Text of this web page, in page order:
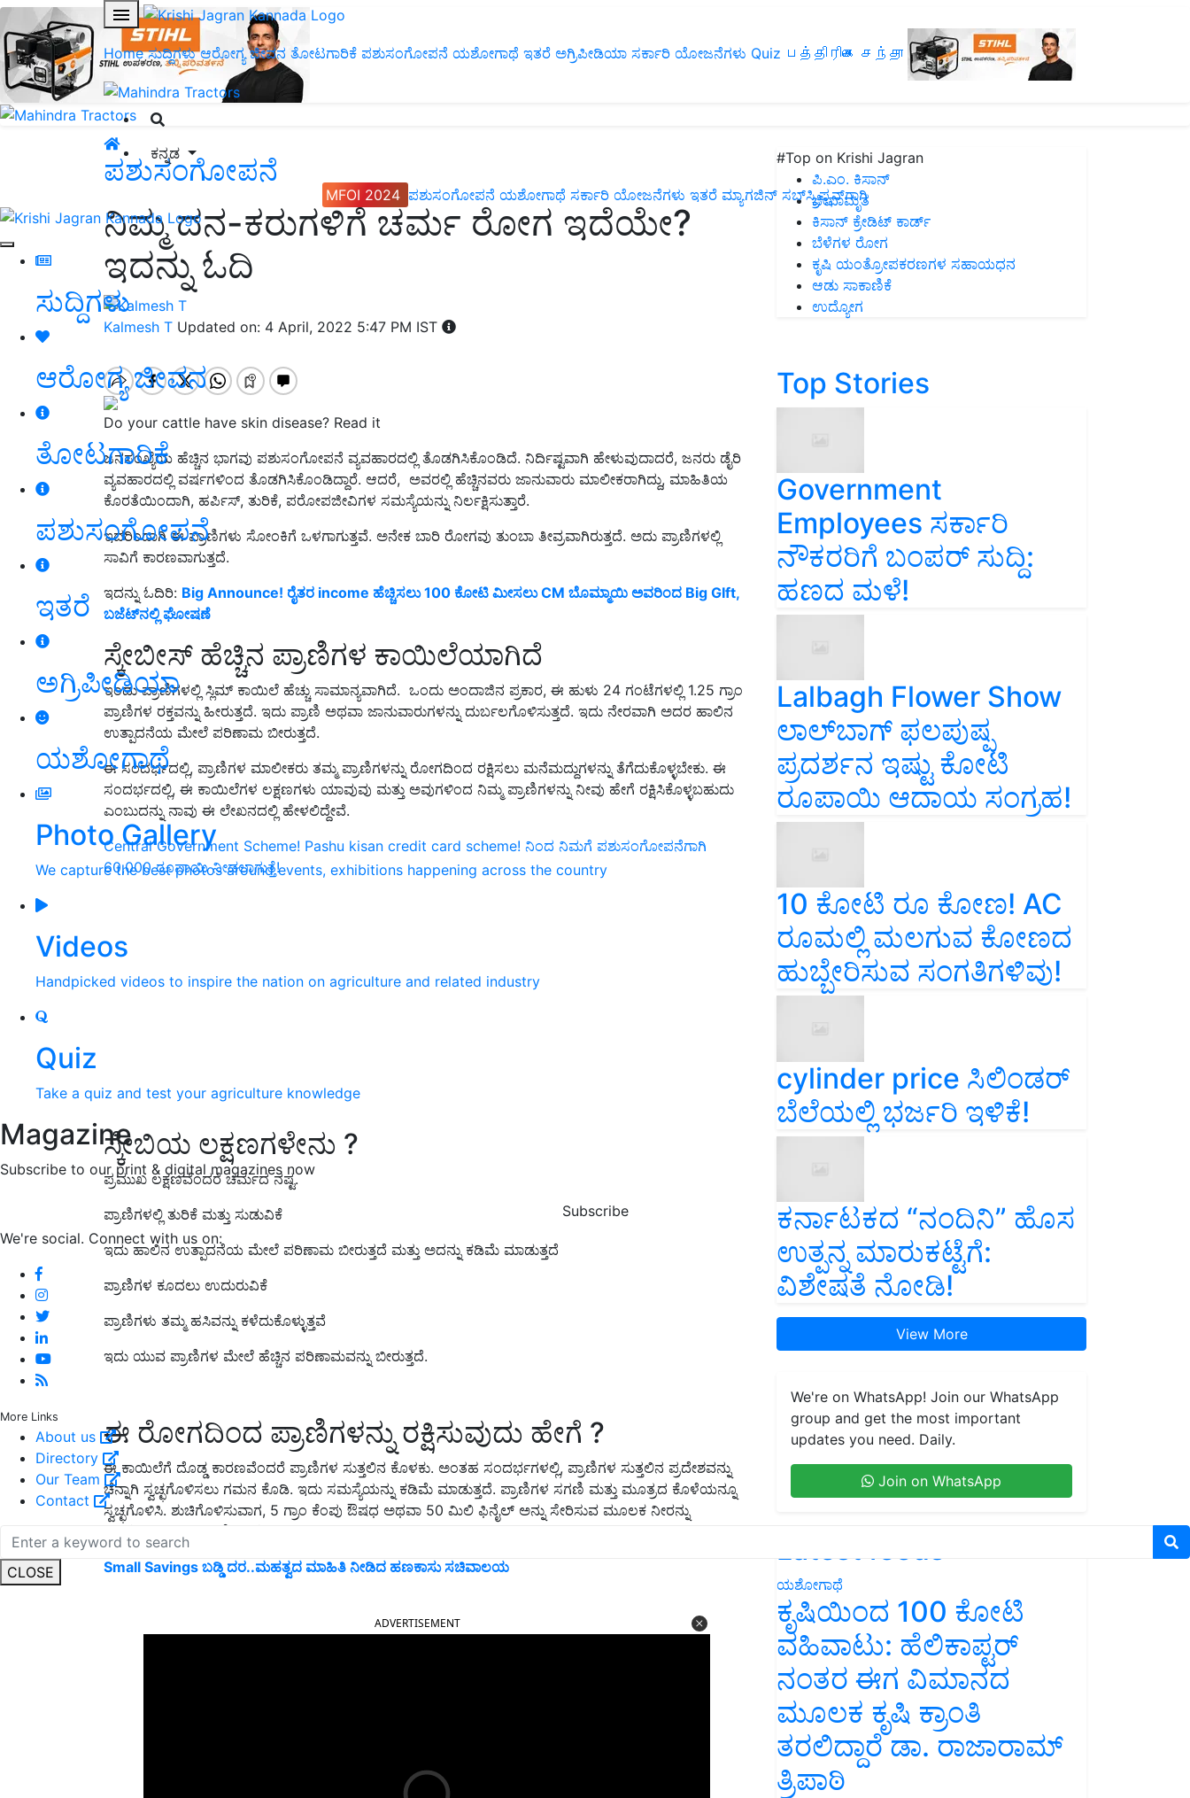
Home ಸುದ್ದಿಗಳು ಆರೋಗ್ಯ ಜೀವನ ತೋಟಗಾರಿಕೆ ಪಶುಸಂಗೋಪನೆ ಯಶೋಗಾಥೆ ಇತರೆ ಅಗ್ರಿಪೀಡಿಯಾ ಸರ್ಕಾರಿ ಯೋಜನೆಗಳು Quiz பத்திரிகை சந்தா
ಕನ್ನಡ
MFOI 2024 ಪಶುಸಂಗೋಪನೆ ಯಶೋಗಾಥೆ ಸರ್ಕಾರಿ ಯೋಜನೆಗಳು ಇತರೆ ಮ್ಯಾಗಜಿನ್‌ ಸಬ್‌ಸ್ಕ್ರಿಪ್ಷನ್‌ಗಾಗಿ
ಸುದ್ದಿಗಳು
ಆರೋಗ್ಯ ಜೀವನ
ತೋಟಗಾರಿಕೆ
ಪಶುಸಂಗೋಪನೆ
ಇತರೆ
ಅಗ್ರಿಪೀಡಿಯಾ
ಯಶೋಗಾಥೆ
Photo Gallery
We capture the best photos around events, exhibitions happening across the country
Videos
Handpicked videos to inspire the nation on agriculture and related industry
Quiz
Take a quiz and test your agriculture knowledge
Magazine
Subscribe to our print & digital magazines now
Subscribe
We're social. Connect with us on:
More Links
About us
Directory
Our Team
Contact
CLOSE
ಪಶುಸಂಗೋಪನೆ
ನಿಮ್ಮ ದನ-ಕರುಗಳಿಗೆ ಚರ್ಮ ರೋಗ ಇದೆಯೇ?
ಇದನ್ನು ಓದಿ
Kalmesh T Updated on: 4 April, 2022 5:47 PM IST
Do your cattle have skin disease? Read it
ಜನಸಂಖ್ಯೆಯ ಹೆಚ್ಚಿನ ಭಾಗವು ಪಶುಸಂಗೋಪನೆ ವ್ಯವಹಾರದಲ್ಲಿ ತೊಡಗಿಸಿಕೊಂಡಿದೆ. ನಿರ್ದಿಷ್ಟವಾಗಿ ಹೇಳುವುದಾದರೆ, ಜನರು ಡೈರಿ
ವ್ಯವಹಾರದಲ್ಲಿ ವರ್ಷಗಳಿಂದ ತೊಡಗಿಸಿಕೊಂಡಿದ್ದಾರೆ. ಆದರೆ, ಅವರಲ್ಲಿ ಹೆಚ್ಚಿನವರು ಜಾನುವಾರು ಮಾಲೀಕರಾಗಿದ್ದು, ಮಾಹಿತಿಯ
ಕೊರತೆಯಿಂದಾಗಿ, ಹರ್ಪಿಸ್, ತುರಿಕೆ, ಪರೋಪಜೀವಿಗಳ ಸಮಸ್ಯೆಯನ್ನು ನಿರ್ಲಕ್ಷಿಸುತ್ತಾರೆ.
ಇದರಿಂದಾಗಿ ಈ ಪ್ರಾಣಿಗಳು ಸೋಂಕಿಗೆ ಒಳಗಾಗುತ್ತವೆ. ಅನೇಕ ಬಾರಿ ರೋಗವು ತುಂಬಾ ತೀವ್ರವಾಗಿರುತ್ತದೆ. ಅದು ಪ್ರಾಣಿಗಳಲ್ಲಿ
ಸಾವಿಗೆ ಕಾರಣವಾಗುತ್ತದೆ.
ಇದನ್ನು ಓದಿರಿ: Big Announce! ರೈತರ income ಹೆಚ್ಚಿಸಲು 100 ಕೋಟಿ ಮೀಸಲು CM ಬೊಮ್ಮಾಯಿ ಅವರಿಂದ Big GIft,
ಬಜೆಟ್‌ನಲ್ಲಿ ಘೋಷಣೆ
ಸ್ಕೇಬೀಸ್ ಹೆಚ್ಚಿನ ಪ್ರಾಣಿಗಳ ಕಾಯಿಲೆಯಾಗಿದೆ
ಇಂದು ಪ್ರಾಣಿಗಳಲ್ಲಿ ಸ್ಲಿಮ್ ಕಾಯಿಲೆ ಹೆಚ್ಚು ಸಾಮಾನ್ಯವಾಗಿದೆ. ಒಂದು ಅಂದಾಜಿನ ಪ್ರಕಾರ, ಈ ಹುಳು 24 ಗಂಟೆಗಳಲ್ಲಿ 1.25 ಗ್ರಾಂ
ಪ್ರಾಣಿಗಳ ರಕ್ತವನ್ನು ಹೀರುತ್ತದೆ. ಇದು ಪ್ರಾಣಿ ಅಥವಾ ಜಾನುವಾರುಗಳನ್ನು ದುರ್ಬಲಗೊಳಿಸುತ್ತದೆ. ಇದು ನೇರವಾಗಿ ಅದರ ಹಾಲಿನ
ಉತ್ಪಾದನೆಯ ಮೇಲೆ ಪರಿಣಾಮ ಬೀರುತ್ತದೆ.
ಈ ಸಂದರ್ಭದಲ್ಲಿ, ಪ್ರಾಣಿಗಳ ಮಾಲೀಕರು ತಮ್ಮ ಪ್ರಾಣಿಗಳನ್ನು ರೋಗದಿಂದ ರಕ್ಷಿಸಲು ಮನೆಮದ್ದುಗಳನ್ನು ತೆಗೆದುಕೊಳ್ಳಬೇಕು. ಈ
ಸಂದರ್ಭದಲ್ಲಿ, ಈ ಕಾಯಿಲೆಗಳ ಲಕ್ಷಣಗಳು ಯಾವುವು ಮತ್ತು ಅವುಗಳಿಂದ ನಿಮ್ಮ ಪ್ರಾಣಿಗಳನ್ನು ನೀವು ಹೇಗೆ ರಕ್ಷಿಸಿಕೊಳ್ಳಬಹುದು
ಎಂಬುದನ್ನು ನಾವು ಈ ಲೇಖನದಲ್ಲಿ ಹೇಳಲಿದ್ದೇವೆ.
Central Government Scheme! Pashu kisan credit card scheme! ನಿಂದ ನಿಮಗೆ ಪಶುಸಂಗೋಪನೆಗಾಗಿ
60,000 ರೂಪಾಯಿ ನೀಡಲಾಗುತ್ತೆ!
ಸ್ಕೇಬಿಯ ಲಕ್ಷಣಗಳೇನು ?
ಪ್ರಮುಖ ಲಕ್ಷಣವೆಂದರೆ ಚರ್ಮದ ನಷ್ಟ.
ಪ್ರಾಣಿಗಳಲ್ಲಿ ತುರಿಕೆ ಮತ್ತು ಸುಡುವಿಕೆ
ಇದು ಹಾಲಿನ ಉತ್ಪಾದನೆಯ ಮೇಲೆ ಪರಿಣಾಮ ಬೀರುತ್ತದೆ ಮತ್ತು ಅದನ್ನು ಕಡಿಮೆ ಮಾಡುತ್ತದೆ
ಪ್ರಾಣಿಗಳ ಕೂದಲು ಉದುರುವಿಕೆ
ಪ್ರಾಣಿಗಳು ತಮ್ಮ ಹಸಿವನ್ನು ಕಳೆದುಕೊಳ್ಳುತ್ತವೆ
ಇದು ಯುವ ಪ್ರಾಣಿಗಳ ಮೇಲೆ ಹೆಚ್ಚಿನ ಪರಿಣಾಮವನ್ನು ಬೀರುತ್ತದೆ.
ಈ ರೋಗದಿಂದ ಪ್ರಾಣಿಗಳನ್ನು ರಕ್ಷಿಸುವುದು ಹೇಗೆ ?
ಈ ಕಾಯಿಲೆಗೆ ದೊಡ್ಡ ಕಾರಣವೆಂದರೆ ಪ್ರಾಣಿಗಳ ಸುತ್ತಲಿನ ಕೊಳಕು. ಅಂತಹ ಸಂದರ್ಭಗಳಲ್ಲಿ, ಪ್ರಾಣಿಗಳ ಸುತ್ತಲಿನ ಪ್ರದೇಶವನ್ನು
ಚೆನ್ನಾಗಿ ಸ್ವಚ್ಛಗೊಳಿಸಲು ಗಮನ ಕೊಡಿ. ಇದು ಸಮಸ್ಯೆಯನ್ನು ಕಡಿಮೆ ಮಾಡುತ್ತದೆ. ಪ್ರಾಣಿಗಳ ಸಗಣಿ ಮತ್ತು ಮೂತ್ರದ ಕೊಳೆಯನ್ನೂ
ಸ್ವಚ್ಛಗೊಳಿಸಿ. ಶುಚಿಗೊಳಿಸುವಾಗ, 5 ಗ್ರಾಂ ಕೆಂಪು ಔಷಧ ಅಥವಾ 50 ಮಿಲಿ ಫಿನೈಲ್ ಅನ್ನು ಸೇರಿಸುವ ಮೂಲಕ ನೀರನ್ನು
Small Savings ಬಡ್ಡಿ ದರ..ಮಹತ್ವದ ಮಾಹಿತಿ ನೀಡಿದ ಹಣಕಾಸು ಸಚಿವಾಲಯ
#Top on Krishi Jagran
ಪಿ.ಎಂ. ಕಿಸಾನ್
ಜೀವಾಮೃತ
ಕಿಸಾನ್ ಕ್ರೇಡಿಟ್ ಕಾರ್ಡ್
ಬೆಳೆಗಳ ರೋಗ
ಕೃಷಿ ಯಂತ್ರೋಪಕರಣಗಳ ಸಹಾಯಧನ
ಆಡು ಸಾಕಾಣಿಕೆ
ಉದ್ಯೋಗ
Top Stories
Government
Employees ಸರ್ಕಾರಿ
ನೌಕರರಿಗೆ ಬಂಪರ್‌ ಸುದ್ದಿ:
ಹಣದ ಮಳೆ!
Lalbagh Flower Show
ಲಾಲ್‌ಬಾಗ್ ಫಲಪುಷ್ಪ
ಪ್ರದರ್ಶನ ಇಷ್ಟು ಕೋಟಿ
ರೂಪಾಯಿ ಆದಾಯ ಸಂಗ್ರಹ!
10 ಕೋಟಿ ರೂ ಕೋಣ! AC
ರೂಮಲ್ಲಿ ಮಲಗುವ ಕೋಣದ
ಹುಬ್ಬೇರಿಸುವ ಸಂಗತಿಗಳಿವು!
cylinder price ಸಿಲಿಂಡರ್‌
ಬೆಲೆಯಲ್ಲಿ ಭರ್ಜರಿ ಇಳಿಕೆ!
ಕರ್ನಾಟಕದ “ನಂದಿನಿ” ಹೊಸ
ಉತ್ಪನ್ನ ಮಾರುಕಟ್ಟೆಗೆ:
ವಿಶೇಷತೆ ನೋಡಿ!
View More
We're on WhatsApp! Join our WhatsApp
group and get the most important
updates you need. Daily.
Join on WhatsApp
Latest feeds
ಯಶೋಗಾಥೆ
ಕೃಷಿಯಿಂದ 100 ಕೋಟಿ
ವಹಿವಾಟು: ಹೆಲಿಕಾಪ್ಟರ್
ನಂತರ ಈಗ ವಿಮಾನದ
ಮೂಲಕ ಕೃಷಿ ಕ್ರಾಂತಿ
ತರಲಿದ್ದಾರೆ ಡಾ. ರಾಜಾರಾಮ್
ತ್ರಿಪಾಠಿ